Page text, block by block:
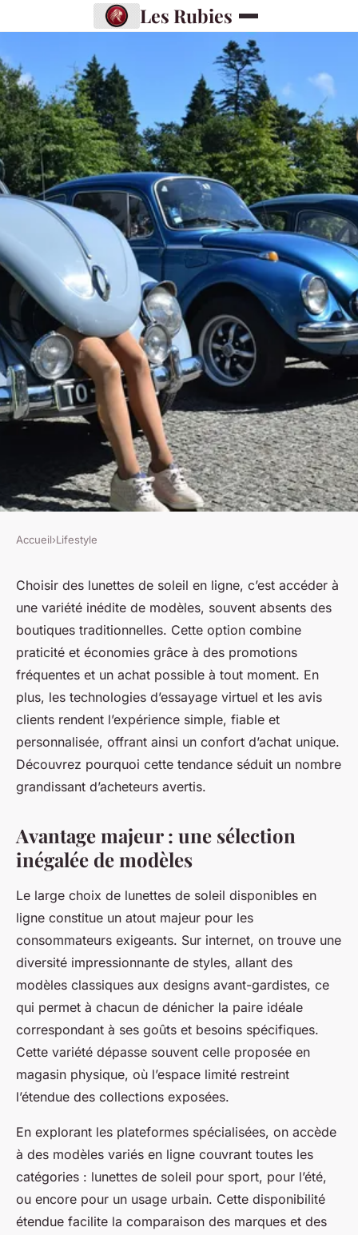
Les Rubies
LIFESTYLE
Top raisons d'opter pour
l'achat de lunettes de soleil en
ligne
Lou•17 février 2026•9 min de lecture
Accueil›Lifestyle
Choisir des lunettes de soleil en ligne, c’est accéder à
une variété inédite de modèles, souvent absents des
boutiques traditionnelles. Cette option combine
praticité et économies grâce à des promotions
fréquentes et un achat possible à tout moment. En
plus, les technologies d’essayage virtuel et les avis
clients rendent l’expérience simple, fiable et
personnalisée, offrant ainsi un confort d’achat unique.
Découvrez pourquoi cette tendance séduit un nombre
grandissant d’acheteurs avertis.
Avantage majeur : une sélection
inégalée de modèles
Le large choix de lunettes de soleil disponibles en
ligne constitue un atout majeur pour les
consommateurs exigeants. Sur internet, on trouve une
diversité impressionnante de styles, allant des
modèles classiques aux designs avant-gardistes, ce
qui permet à chacun de dénicher la paire idéale
correspondant à ses goûts et besoins spécifiques.
Cette variété dépasse souvent celle proposée en
magasin physique, où l’espace limité restreint
l’étendue des collections exposées.
En explorant les plateformes spécialisées, on accède
à des modèles variés en ligne couvrant toutes les
catégories : lunettes de soleil pour sport, pour l’été,
ou encore pour un usage urbain. Cette disponibilité
étendue facilite la comparaison des marques et des